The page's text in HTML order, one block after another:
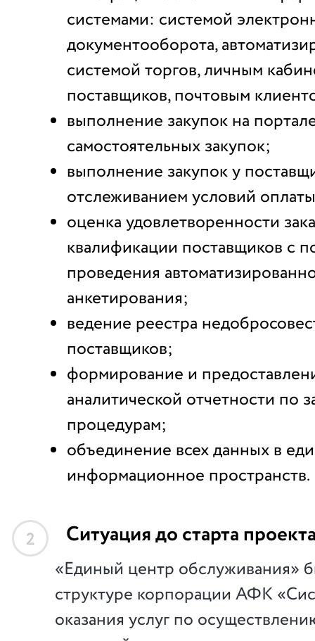
системами: системой
документооборота,
системой торгов, личным
поставщиков, почтовым
выполнение закупок на
самостоятельных закупок;
выполнение закупок у
отслеживанием условий
оценка удовлетворенности
квалификации поставщиков с
проведения
анкетирования;
ведение реестра
поставщиков;
формирование и
аналитической отчетности по
процедурам;
объединение всех данных в
информационное пространств.
2 Ситуация до старта
«Единый центр обслуживания»
структуре корпорации АФК
оказания услуг по